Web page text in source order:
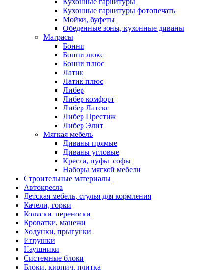
Кухонные гарнитуры
Кухонные гарнитуры фотопечать
Мойки, буфеты
Обеденные зоны, кухонные диваны
Матрасы
Бонни
Бонни люкс
Бонни плюс
Латик
Латик плюс
Либер
Либер комфорт
Либер Латекс
Либер Престиж
Либер Элит
Мягкая мебель
Диваны прямые
Диваны угловые
Кресла, пуфы, софы
Наборы мягкой мебели
Строительные материалы
Автокресла
Детская мебель, стулья для кормления
Качели, горки
Коляски. переноски
Кроватки, манежи
Ходунки, прыгунки
Игрушки
Наушники
Системные блоки
Блоки, кирпич. плитка